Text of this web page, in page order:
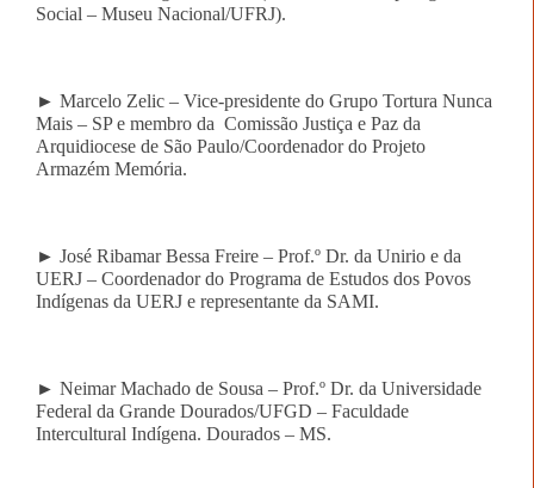
Social – Museu Nacional/UFRJ).
► Marcelo Zelic – Vice-presidente do Grupo Tortura Nunca
Mais – SP e membro da Comissão Justiça e Paz da
Arquidiocese de São Paulo/Coordenador do Projeto
Armazém Memória.
► José Ribamar Bessa Freire – Prof.º Dr. da Unirio e da
UERJ – Coordenador do Programa de Estudos dos Povos
Indígenas da UERJ e representante da SAMI.
► Neimar Machado de Sousa – Prof.º Dr. da Universidade
Federal da Grande Dourados/UFGD – Faculdade
Intercultural Indígena. Dourados – MS.